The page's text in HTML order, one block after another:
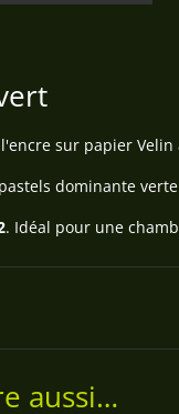
sur papier
dominante
. Idéal pour une
aussi…